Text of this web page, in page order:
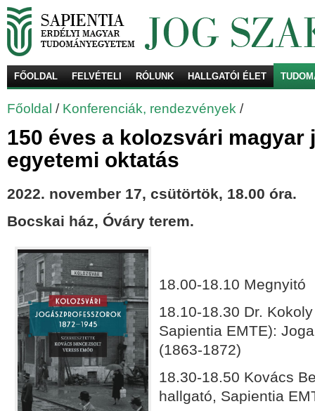
FŐOLDAL FELVÉTELI RÓLUNK HALLGATÓI ÉLET
Főoldal / Konferenciák, rendezvények /
150 éves a kolozsvári magyar
egyetemi oktatás
2022. november 17, csütörtök, 18.00 óra.
Bocskai ház, Óváry terem.
18.00-18.10 Megnyitó
18.10-18.30 Dr.
Sapientia EMTE):
(1863-1872)
18.30-18.50 Kovács
hallgató, Sapientia